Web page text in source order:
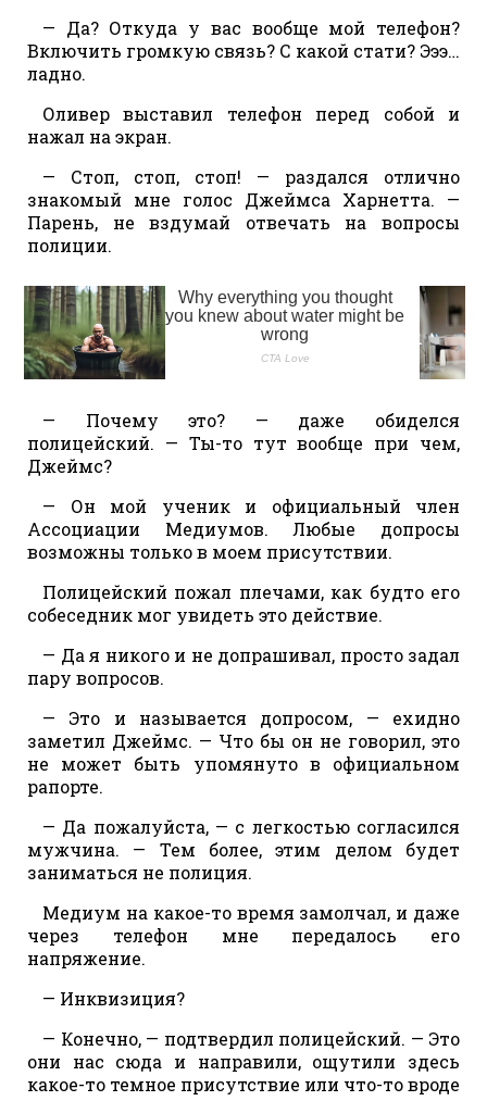
— Да? Откуда у вас вообще мой телефон?
Включить громкую связь? С какой стати? Эээ…
ладно.
Оливер выставил телефон перед собой и
нажал на экран.
— Стоп, стоп, стоп! — раздался отлично
знакомый мне голос Джеймса Харнетта. —
Парень, не вздумай отвечать на вопросы
полиции.
— Почему это? — даже обиделся
полицейский. — Ты-то тут вообще при чем,
Джеймс?
— Он мой ученик и официальный член
Ассоциации Медиумов. Любые допросы
возможны только в моем присутствии.
Полицейский пожал плечами, как будто его
собеседник мог увидеть это действие.
— Да я никого и не допрашивал, просто задал
пару вопросов.
— Это и называется допросом, — ехидно
заметил Джеймс. — Что бы он не говорил, это
не может быть упомянуто в официальном
рапорте.
— Да пожалуйста, — с легкостью согласился
мужчина. — Тем более, этим делом будет
заниматься не полиция.
Медиум на какое-то время замолчал, и даже
через телефон мне передалось его
напряжение.
— Инквизиция?
— Конечно, — подтвердил полицейский. — Это
они нас сюда и направили, ощутили здесь
какое-то темное присутствие или что-то вроде